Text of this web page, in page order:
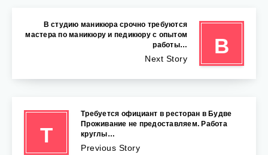
В
В студию маникюра срочно требуются
мастера по маникюру и педикюру с опытом
работы…
Next Story
Т
Требуется официант в ресторан в Будве
Проживание не предоставляем. Работа
круглы…
Previous Story